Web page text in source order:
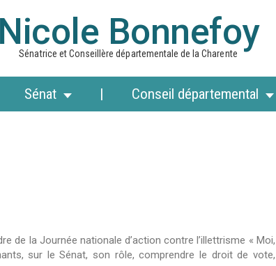
Nicole Bonnefoy
Sénatrice et Conseillère départementale de la Charente
Sénat Conseil départemental
de la Journée nationale d’action contre l’illettrisme « Moi,
sur le Sénat, son rôle, comprendre le droit de vote,